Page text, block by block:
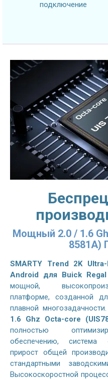
подключение
Мощный 2.0 / 1.6
8581A)
SMARTY Trend 2K
Android для Buick
мощной,
платформе, созданной
плавной
1.6 Ghz Octa-core
полностью
обеспечению, система
прирост общей
стандартными
Высокоскоростной